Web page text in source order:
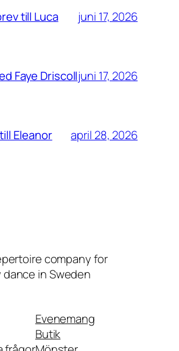
till Luca juni 17, 2026
Faye Driscolljuni 17, 2026
Eleanor april 28, 2026
company for
in Sweden
Evenemang
Butik